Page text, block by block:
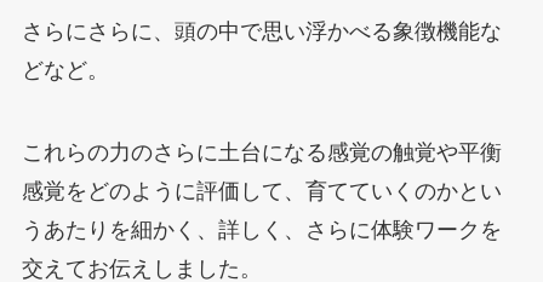
さらにさらに、頭の中で思い浮かべる象徴機能な
どなど。
これらの力のさらに土台になる感覚の触覚や平衡
感覚をどのように評価して、育てていくのかとい
うあたりを細かく、詳しく、さらに体験ワークを
交えてお伝えしました。